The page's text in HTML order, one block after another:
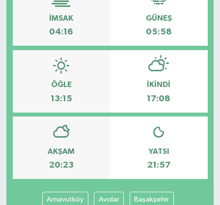
İMSAK
04:16
GÜNEŞ
05:58
ÖĞLE
13:15
İKINDI
17:08
AKŞAM
20:23
YATSI
21:57
Arnavutköy Avcılar Başakşehir
Yaşam